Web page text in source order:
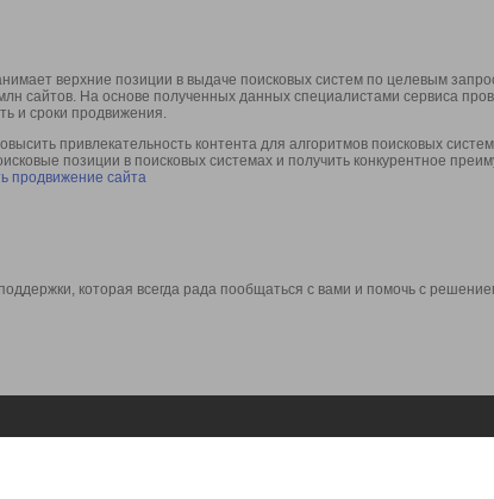
верхние позиции в выдаче поисковых систем по целевым
сайтов. На основе полученных данных специалистами сервиса
и сроки продвижения.
привлекательность контента для алгоритмов поисковых
позиции в поисковых системах и получить конкурентное
продвижение сайта
которая всегда рада пообщаться с вами и помочь с